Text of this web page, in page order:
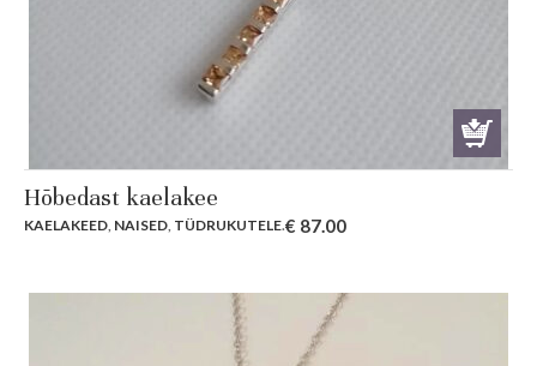
Hõbedast kaelakee
KAELAKEED NAISED TÜDRUKUTELE.€ 87.00